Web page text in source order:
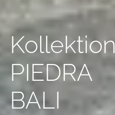
Kollektion
PIEDRA
BALI